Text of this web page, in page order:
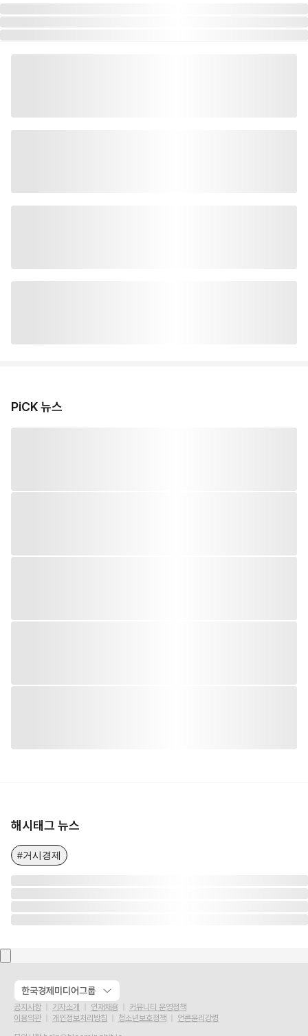
PiCK 뉴스
해시태그 뉴스
#거시경제
한국경제미디어그룹
공지사항 기자소개 인재채용
커뮤니티 운영정책
이용약관
개인정보처리방침 청소년보호정책
언론윤리강령